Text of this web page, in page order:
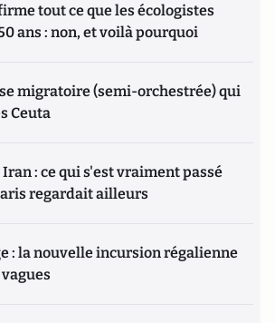
tout ce que les écologistes
ans : non, et voilà pourquoi
migratoire (semi-orchestrée) qui
Ceuta
: ce qui s'est vraiment passé
regardait ailleurs
: la nouvelle incursion régalienne